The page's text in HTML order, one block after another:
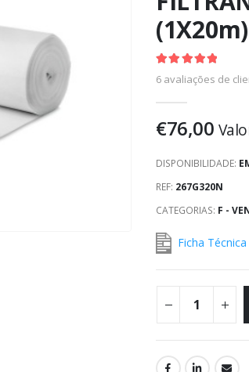
(1X20m)
out of 5
6 avaliações de
€76,00
DISPONIBILIDADE:
REF: 267G320N
CATEGORIAS: F -
Ficha Técnica